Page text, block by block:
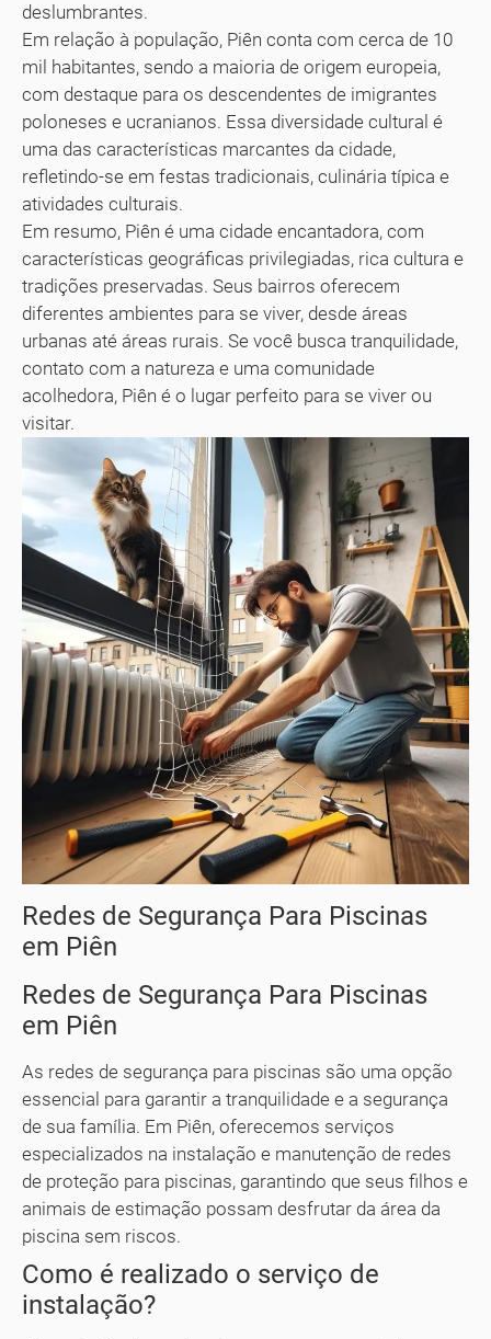
deslumbrantes.
Em relação à população, Piên conta com cerca de 10
mil habitantes, sendo a maioria de origem europeia,
com destaque para os descendentes de imigrantes
poloneses e ucranianos. Essa diversidade cultural é
uma das características marcantes da cidade,
refletindo-se em festas tradicionais, culinária típica e
atividades culturais.
Em resumo, Piên é uma cidade encantadora, com
características geográficas privilegiadas, rica cultura e
tradições preservadas. Seus bairros oferecem
diferentes ambientes para se viver, desde áreas
urbanas até áreas rurais. Se você busca tranquilidade,
contato com a natureza e uma comunidade
acolhedora, Piên é o lugar perfeito para se viver ou
visitar.
Redes de Segurança Para Piscinas
em Piên
Redes de Segurança Para Piscinas
em Piên
As redes de segurança para piscinas são uma opção
essencial para garantir a tranquilidade e a segurança
de sua família. Em Piên, oferecemos serviços
especializados na instalação e manutenção de redes
de proteção para piscinas, garantindo que seus filhos e
animais de estimação possam desfrutar da área da
piscina sem riscos.
Como é realizado o serviço de
instalação?